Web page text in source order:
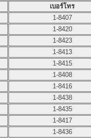
เบอร์โทร
1-8407
1-8420
1-8423
1-8413
1-8415
1-8408
1-8416
1-8438
1-8435
1-8417
1-8436